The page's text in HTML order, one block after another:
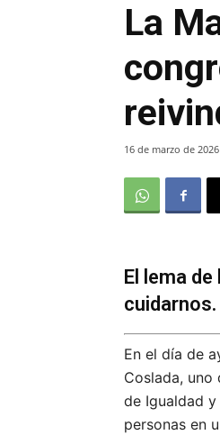
La
16 de marzo de 2026
El lema
cuidarnos.
En el día de
Coslada,
de Igualdad
personas en